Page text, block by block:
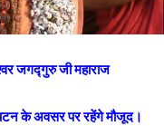
जगद्गुरु जी महाराज
के अवसर पर रहेंगे मौजूद।